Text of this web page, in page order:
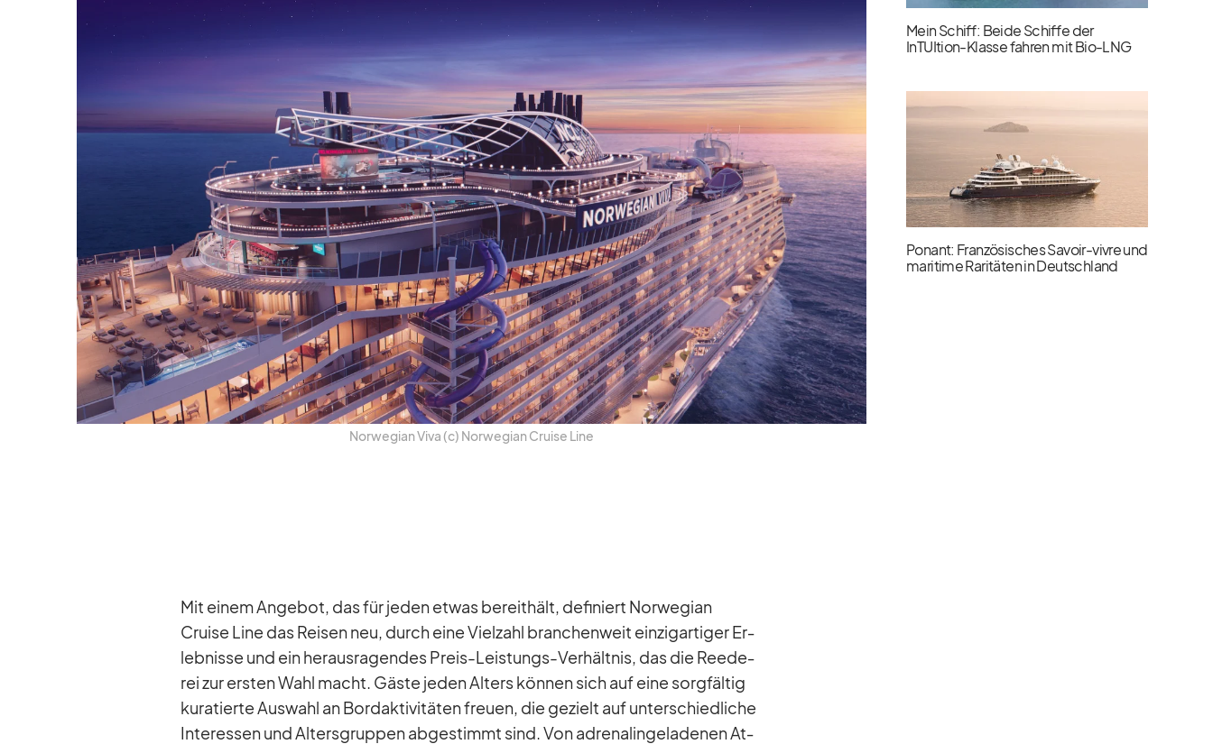
Nor­we­gian Viva (c) Nor­we­gian Cruise Line
Mit ei­nem An­ge­bot, das für je­den et­was be­reit­hält, de­fi­niert Nor­we­gian
Cruise Line das Rei­sen neu, durch eine Viel­zahl bran­chen­weit ein­zig­ar­ti­ger Er­
leb­nisse und ein her­aus­ra­gen­des Preis-Leis­tungs-Ver­hält­nis, das die Ree­de­
rei zur ers­ten Wahl macht. Gäste je­den Al­ters kön­nen sich auf eine sorg­fäl­tig
ku­ra­tierte Aus­wahl an Bord­ak­ti­vi­tä­ten freuen, die ge­zielt auf un­ter­schied­li­che
In­ter­es­sen und Al­ters­grup­pen ab­ge­stimmt sind. Von ad­re­na­lin­ge­la­de­nen At­
Mein Schiff: Beide Schiffe der
InTUItion-Klasse fahren mit Bio-LNG
Ponant: Französisches Savoir-vivre und
maritime Raritäten in Deutschland